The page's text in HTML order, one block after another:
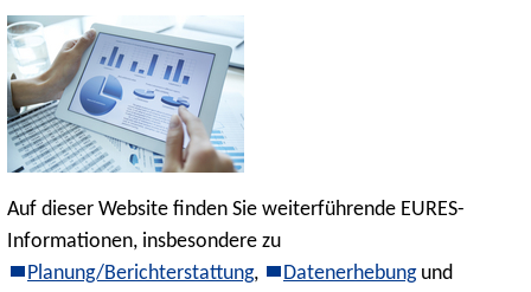
Auf dieser Website finden Sie weiterführende EURES-
Informationen, insbesondere zu
Planung/Berichterstattung, Datenerhebungund